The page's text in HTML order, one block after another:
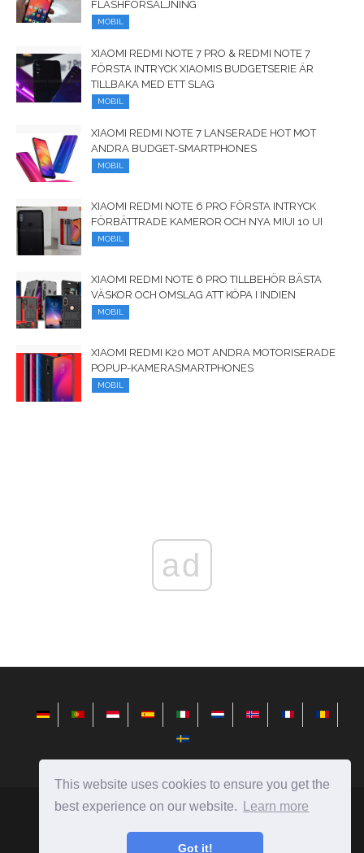
This website uses cookies to ensure you get the
best experience on our website.
Learn more
Got it!
FLASHFÖRSÄLJNING
MOBIL
XIAOMI REDMI NOTE 7 PRO & REDMI NOTE 7
FÖRSTA INTRYCK XIAOMIS BUDGETSERIE ÄR
TILLBAKA MED ETT SLAG
MOBIL
XIAOMI REDMI NOTE 7 LANSERADE HOT MOT
ANDRA BUDGET-SMARTPHONES
MOBIL
XIAOMI REDMI NOTE 6 PRO FÖRSTA INTRYCK
FÖRBÄTTRADE KAMEROR OCH NYA MIUI 10 UI
MOBIL
XIAOMI REDMI NOTE 6 PRO TILLBEHÖR BÄSTA
VÄSKOR OCH OMSLAG ATT KÖPA I INDIEN
MOBIL
XIAOMI REDMI K20 MOT ANDRA MOTORISERADE
POPUP-KAMERASMARTPHONES
MOBIL
ad
sv.redditview.com Ⓒ2026
Nyheter från teknikvärlden, recensioner på datorer,